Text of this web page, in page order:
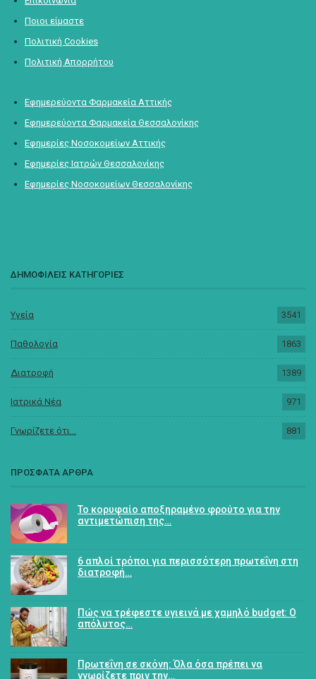
Ποιοι είμαστε
Πολιτική Cookies
Πολιτική Απορρήτου
Εφημερεύοντα Φαρμακεία Αττικής
Εφημερεύοντα Φαρμακεία Θεσσαλονίκης
Εφημερίες Νοσοκομείων Αττικής
Εφημερίες Ιατρών Θεσσαλονίκης
Εφημερίες Νοσοκομείων Θεσσαλονίκης
ΔΗΜΟΦΙΛΕΙΣ ΚΑΤΗΓΟΡΙΕΣ
Υγεία 3541
Παθολογία 1863
Διατροφή 1389
Ιατρικά Νέα 971
Γνωρίζετε ότι... 881
ΠΡΟΣΦΑΤΑ ΑΡΘΡΑ
Το κορυφαίο αποξηραμένο φρούτο για την
αντιμετώπιση της…
6 απλοί τρόποι για περισσότερη πρωτεΐνη στη
διατροφή…
Πώς να τρέφεστε υγιεινά με χαμηλό budget: Ο
απόλυτος…
Πρωτεΐνη σε σκόνη: Όλα όσα πρέπει να
γνωρίζετε πριν την…